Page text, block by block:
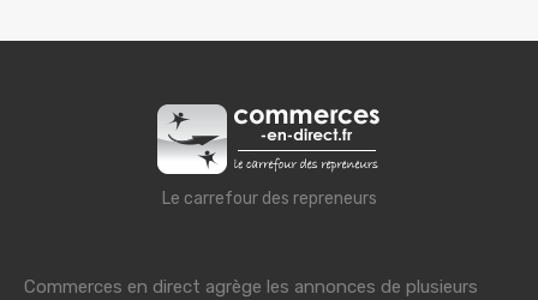
Le carrefour des repreneurs
Commerces en direct agrège les annonces de plusieurs